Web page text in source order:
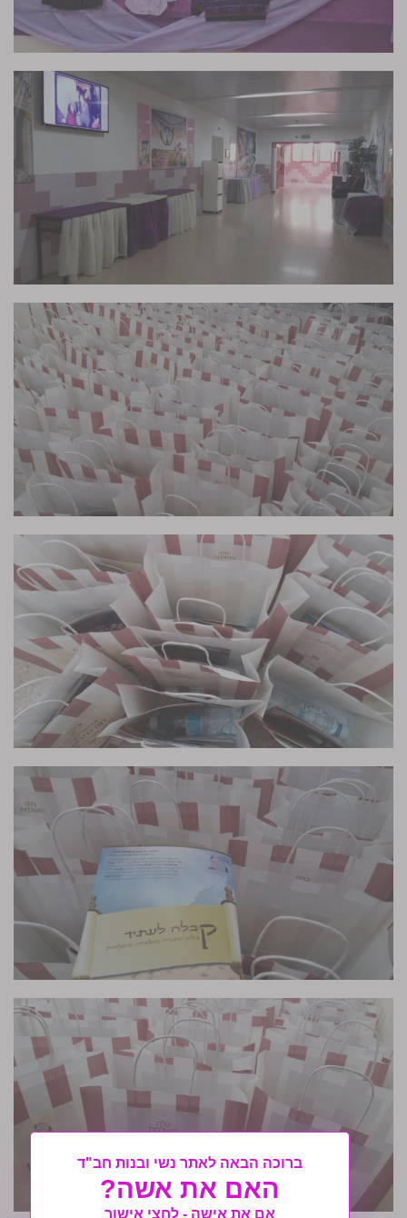
ברוכה הבאה לאתר נשי ובנות חב"ד
האם את אשה?
אם את אישה - לחצי אישור